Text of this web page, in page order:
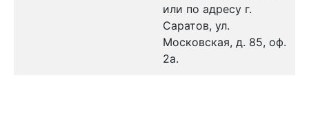
или по адресу г.
Саратов, ул.
Московская, д. 85, оф.
2а.